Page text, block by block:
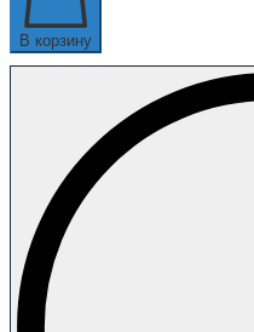
В корзину